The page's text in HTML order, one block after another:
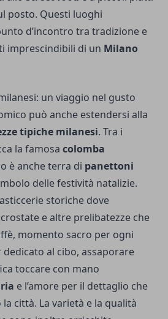
posto. Questi luoghi
d’incontro tra tradizione e
imprescindibili di un Milano
un viaggio nel gusto
può anche estendersi alla
tipiche milanesi. Tra i
la famosa colomba
è anche terra di panettoni
delle festività natalizie.
storiche dove
e altre prelibatezze che
momento sacro per ogni
al cibo, assaporare
toccare con mano
e l’amore per il dettaglio che
città. La varietà e la qualità